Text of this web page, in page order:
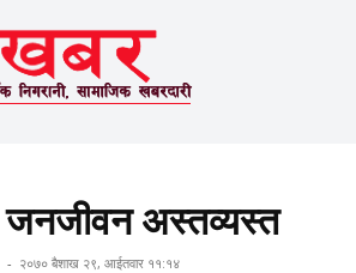
अस्तव्यस्त
- २०७० बैशाख २९, आईतवार ११:१४